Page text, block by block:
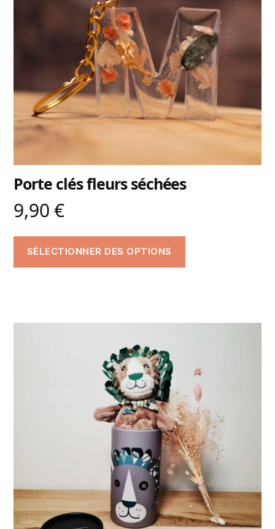
Porte clés fleurs séchées
9,90€
SÉLECTIONNER DES OPTIONS